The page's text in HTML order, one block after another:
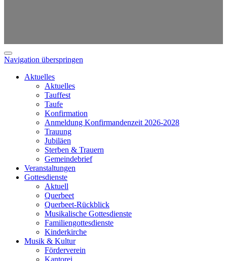
Navigation überspringen
Aktuelles
Aktuelles
Tauffest
Taufe
Konfirmation
Anmeldung Konfirmandenzeit 2026-2028
Trauung
Jubiläen
Sterben & Trauern
Gemeindebrief
Veranstaltungen
Gottesdienste
Aktuell
Querbeet
Querbeet-Rückblick
Musikalische Gottesdienste
Familiengottesdienste
Kinderkirche
Musik & Kultur
Förderverein
Kantorei